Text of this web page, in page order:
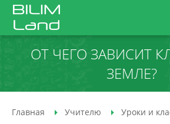
ОТ ЧЕГО ЗАВИСИТ
ЗЕМЛЕ?
Главная Учителю Уроки и